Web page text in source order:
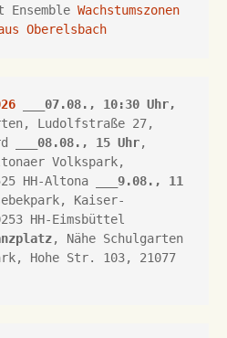
Ensemble Wachstumszonen
Oberelsbach
___07.08., 10:30 Uhr,
Ludolfstraße 27,
___ 08.08., 15 Uhr
HH-Altona
9.08., 11
Kaiser-
HH-Eimsbüttel
, Nähe Schulgarten
Hohe Str. 103, 21077